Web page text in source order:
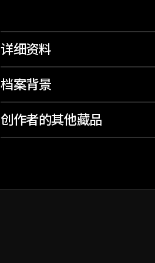
详细资料
档案背景
创作者的其他藏品